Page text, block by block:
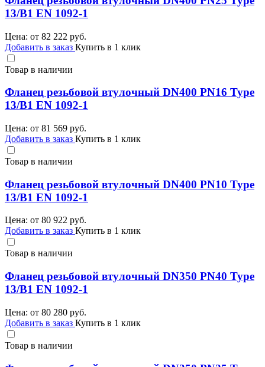
13/B1 EN 1092-1
Цена: от 82 222 руб.
Добавить в заказ Купить в 1 клик
Товар в наличии
Фланец резьбовой втулочный DN400 PN16 Type
13/B1 EN 1092-1
Цена: от 81 569 руб.
Добавить в заказ Купить в 1 клик
Товар в наличии
Фланец резьбовой втулочный DN400 PN10 Type
13/B1 EN 1092-1
Цена: от 80 922 руб.
Добавить в заказ Купить в 1 клик
Товар в наличии
Фланец резьбовой втулочный DN350 PN40 Type
13/B1 EN 1092-1
Цена: от 80 280 руб.
Добавить в заказ Купить в 1 клик
Товар в наличии